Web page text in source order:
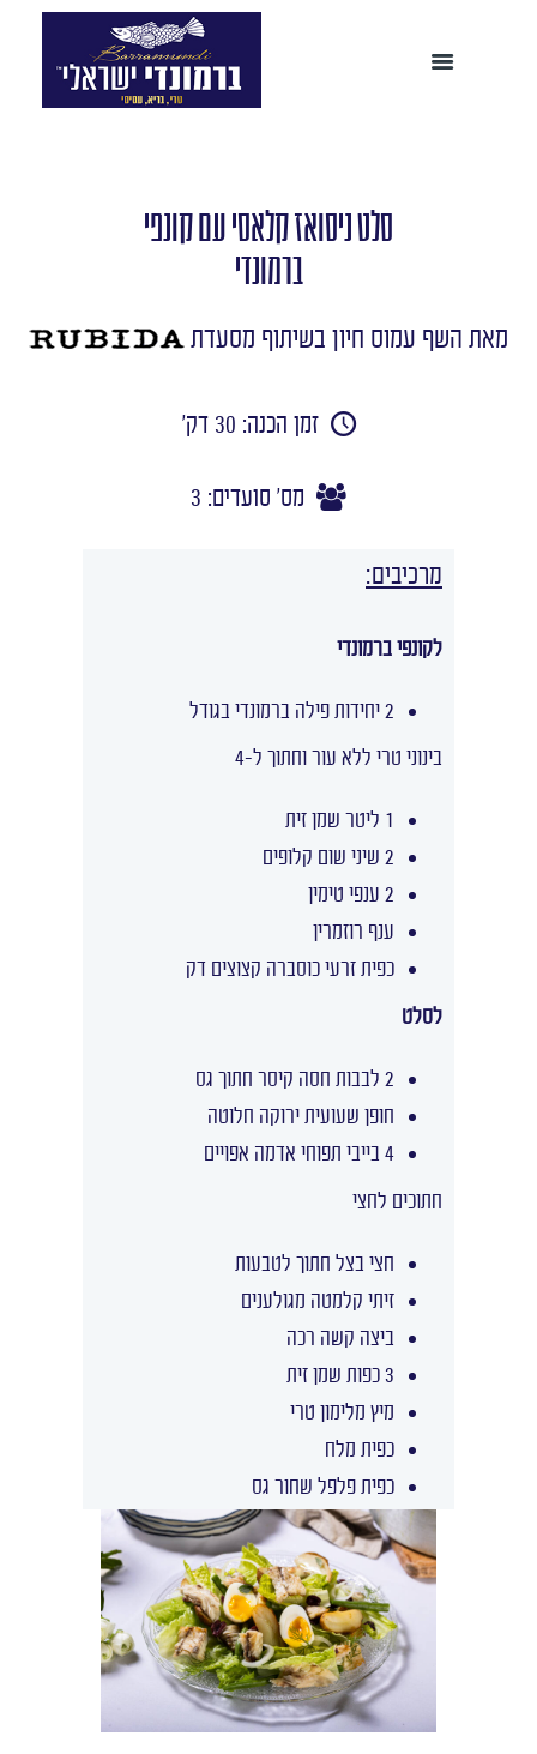
סלט ניסואז קלאסי עם קונפי
ברמונדי‎‎
מאת השף עמוס חיון בשיתוף מסעדת
זמן הכנה: 30 דק'
מס' סועדים: 3
מרכיבים:
לקונפי ברמונדי
2 יחידות פילה ברמונדי בגודל
בינוני טרי ללא עור וחתוך ל-4
1 ליטר שמן זית
2 שיני שום קלופים
2 ענפי טימין
ענף רוזמרין
כפית זרעי כוסברה קצוצים דק
לסלט
2 לבבות חסה קיסר חתוך גס
חופן שעועית ירוקה חלוטה
4 בייבי תפוחי אדמה אפויים
חתוכים לחצי
חצי בצל חתוך לטבעות
זיתי קלמטה מגולענים
ביצה קשה רכה
3 כפות שמן זית
מיץ מלימון טרי
כפית מלח
כפית פלפל שחור גס